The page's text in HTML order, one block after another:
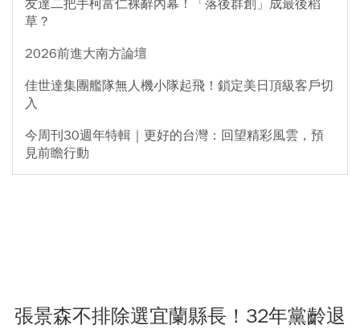
友達二把手柯富仁裸辭內幕！「落後群創」成最後稻
草？
2026前進大南方論壇
佳世達集團艦隊無人機小隊起飛！鎖定美日頂級客戶切
入
今周刊30週年特輯｜更好的台灣：回望精彩風雲，預
見前瞻行動
張景森不排除選宜蘭縣長！32年黨齡退